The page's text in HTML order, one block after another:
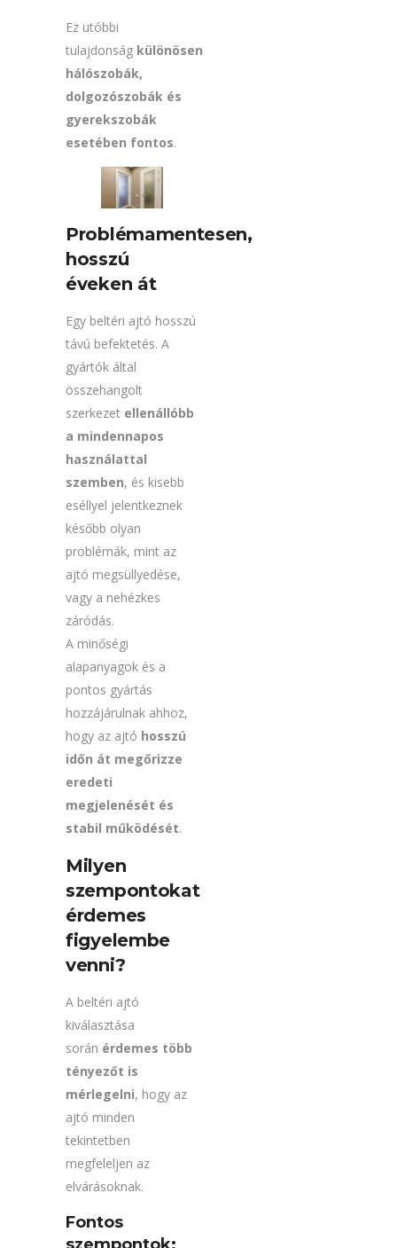
Ez utóbbi
tulajdonság különösen
hálószobák,
dolgozószobák és
gyerekszobák
esetében fontos.
Problémamentesen,
hosszú
éveken át
Egy beltéri ajtó hosszú
távú befektetés. A
gyártók által
összehangolt
szerkezet ellenállóbb
a mindennapos
használattal
szemben, és kisebb
eséllyel jelentkeznek
később olyan
problémák, mint az
ajtó megsüllyedése,
vagy a nehézkes
záródás.
A minőségi
alapanyagok és a
pontos gyártás
hozzájárulnak ahhoz,
hogy az ajtó hosszú
időn át megőrizze
eredeti
megjelenését és
stabil működését.
Milyen
szempontokat
érdemes
figyelembe
venni?
A beltéri ajtó
kiválasztása
során érdemes több
tényezőt is
mérlegelni, hogy az
ajtó minden
tekintetben
megfeleljen az
elvárásoknak.
Fontos